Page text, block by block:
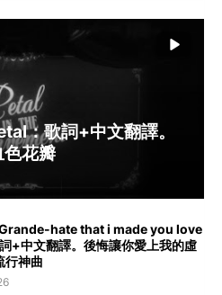
：歌詞+中文翻譯。
花瓣
hate that i made you love
+中文翻譯。後悔讓你愛上我的虛
行神曲